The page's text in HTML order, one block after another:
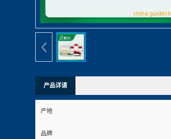
产品详请
产地
品牌